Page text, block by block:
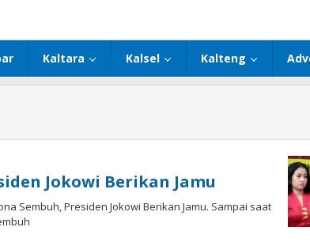
Kaltara Kalsel Kalteng
Jokowi Berikan Jamu
Sembuh, Presiden Jokowi Berikan Jamu. Sampai saat